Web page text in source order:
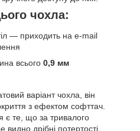
чохла:
— приходить на e-mail
всього 0,9 мм
варіант чохла, він
з ефектом софттач.
є те, що за тривалого
видно дрібні потертості.